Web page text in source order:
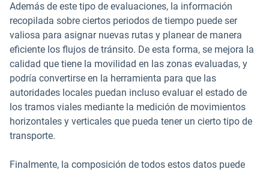
Además de este tipo de evaluaciones, la información
recopilada sobre ciertos periodos de tiempo puede ser
valiosa para asignar nuevas rutas y planear de manera
eficiente los flujos de tránsito. De esta forma, se mejora la
calidad que tiene la movilidad en las zonas evaluadas, y
podría convertirse en la herramienta para que las
autoridades locales puedan incluso evaluar el estado de
los tramos viales mediante la medición de movimientos
horizontales y verticales que pueda tener un cierto tipo de
transporte.
Finalmente, la composición de todos estos datos puede